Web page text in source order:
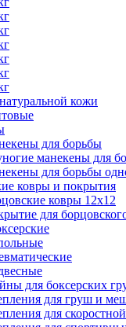
кожи
для борьбы
манекены для
для борьбы
ковры и покрытия
ковры 12х12
для
для боксерских
для груш и
для